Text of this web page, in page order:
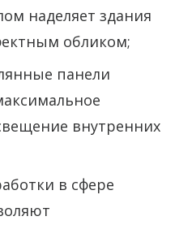
наделяет здания
обликом;
панели
внутренних
в сфере